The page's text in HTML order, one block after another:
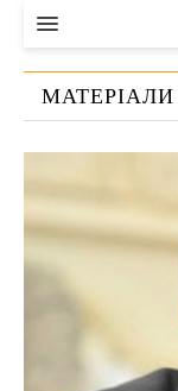
ВЛАДА
ЕКОНОМІКА